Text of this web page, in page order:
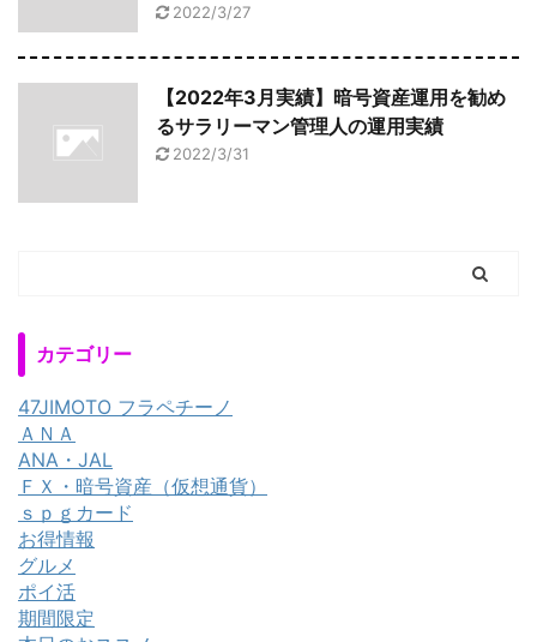
2022/3/27
【2022年3月実績】暗号資産運用を勧め
るサラリーマン管理人の運用実績
2022/3/31
カテゴリー
47JIMOTO フラペチーノ
ＡＮＡ
ANA・JAL
ＦＸ・暗号資産（仮想通貨）
ｓｐｇカード
お得情報
グルメ
ポイ活
期間限定